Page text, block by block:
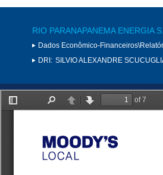
RIO PARANAPANEMA ENERGIA
Dados Econômico-
DRI: SILVIO ALEXANDRE